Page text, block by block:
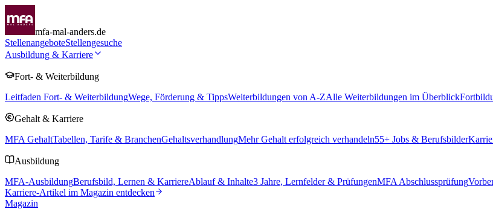
mfa-mal-anders.de
StellenangeboteStellengesuche
Ausbildung & Karriere
Fort- & Weiterbildung
Leitfaden Fort- & WeiterbildungWege, Förderung & TippsWeiterbildungen von A-ZAlle Weiterbildungen im Überblick
Gehalt & Karriere
MFA GehaltTabellen, Tarife & BranchenGehaltsverhandlungMehr Gehalt erfolgreich verhandeln55+ Jobs & Berufsbilder
Ausbildung
MFA-AusbildungBerufsbild, Lernen & KarriereAblauf & Inhalte3 Jahre, Lernfelder & PrüfungenMFA Abschlussprüfung
Karriere-Artikel im Magazin entdecken
Magazin